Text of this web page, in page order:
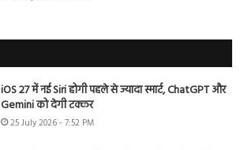
iOS 27 में नई Siri होगी पहले से ज्यादा स्मार्ट, ChatGPT और
Gemini को देगी टक्कर
25 July 2026 - 7:52 PM